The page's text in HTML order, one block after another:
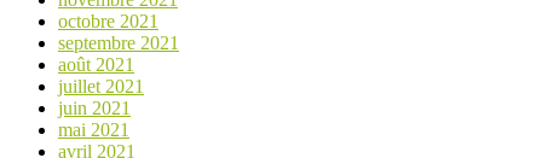
octobre 2021
septembre 2021
août 2021
juillet 2021
juin 2021
mai 2021
avril 2021